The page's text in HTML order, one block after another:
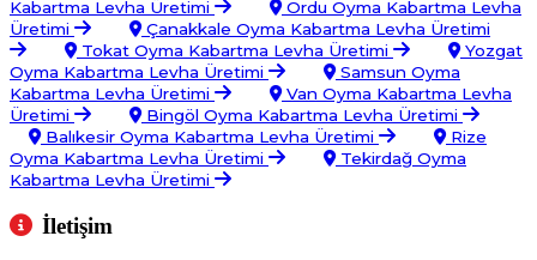
Kabartma Levha Üretimi
Ordu Oyma Kabartma Levha
Üretimi
Çanakkale Oyma Kabartma Levha Üretimi
Tokat Oyma Kabartma Levha Üretimi
Yozgat
Oyma Kabartma Levha Üretimi
Samsun Oyma
Kabartma Levha Üretimi
Van Oyma Kabartma Levha
Üretimi
Bingöl Oyma Kabartma Levha Üretimi
Balıkesir Oyma Kabartma Levha Üretimi
Rize
Oyma Kabartma Levha Üretimi
Tekirdağ Oyma
Kabartma Levha Üretimi
İletişim